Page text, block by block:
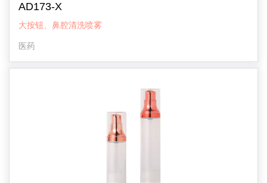
AD173-X
大按钮、鼻腔清洗喷雾
医药